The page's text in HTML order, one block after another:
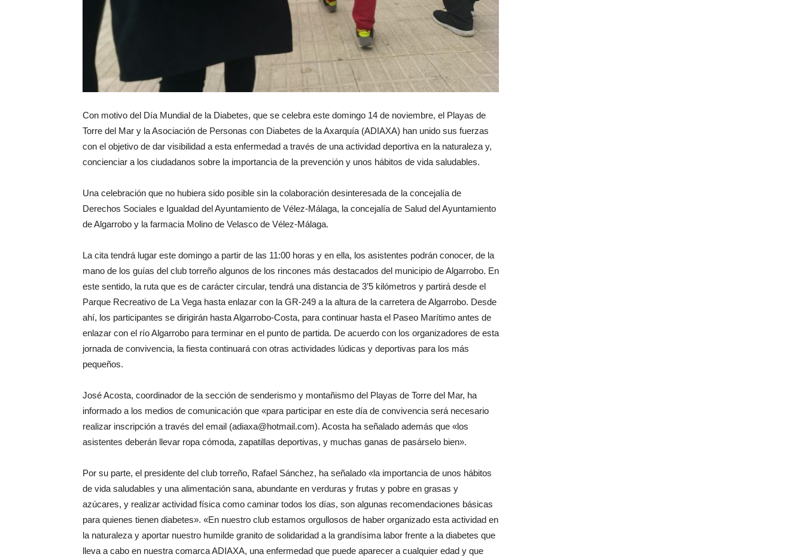
Con motivo del Día Mundial de la Diabetes, que se celebra este domingo 14 de noviembre, el Playas de
Torre del Mar y la Asociación de Personas con Diabetes de la Axarquía (ADIAXA) han unido sus fuerzas
con el objetivo de dar visibilidad a esta enfermedad a través de una actividad deportiva en la naturaleza y,
concienciar a los ciudadanos sobre la importancia de la prevención y unos hábitos de vida saludables.
Una celebración que no hubiera sido posible sin la colaboración desinteresada de la concejalía de
Derechos Sociales e Igualdad del Ayuntamiento de Vélez-Málaga, la concejalía de Salud del Ayuntamiento
de Algarrobo y la farmacia Molino de Velasco de Vélez-Málaga.
La cita tendrá lugar este domingo a partir de las 11:00 horas y en ella, los asistentes podrán conocer, de la
mano de los guías del club torreño algunos de los rincones más destacados del municipio de Algarrobo. En
este sentido, la ruta que es de carácter circular, tendrá una distancia de 3’5 kilómetros y partirá desde el
Parque Recreativo de La Vega hasta enlazar con la GR-249 a la altura de la carretera de Algarrobo. Desde
ahí, los participantes se dirigirán hasta Algarrobo-Costa, para continuar hasta el Paseo Marítimo antes de
enlazar con el río Algarrobo para terminar en el punto de partida. De acuerdo con los organizadores de esta
jornada de convivencia, la fiesta continuará con otras actividades lúdicas y deportivas para los más
pequeños.
José Acosta, coordinador de la sección de senderismo y montañismo del Playas de Torre del Mar, ha
informado a los medios de comunicación que «para participar en este día de convivencia será necesario
realizar inscripción a través del email (adiaxa@hotmail.com). Acosta ha señalado además que «los
asistentes deberán llevar ropa cómoda, zapatillas deportivas, y muchas ganas de pasárselo bien».
Por su parte, el presidente del club torreño, Rafael Sánchez, ha señalado «la importancia de unos hábitos
de vida saludables y una alimentación sana, abundante en verduras y frutas y pobre en grasas y
azúcares, y realizar actividad física como caminar todos los días, son algunas recomendaciones básicas
para quienes tienen diabetes». «En nuestro club estamos orgullosos de haber organizado esta actividad en
la naturaleza y aportar nuestro humilde granito de solidaridad a la grandísima labor frente a la diabetes que
lleva a cabo en nuestra comarca ADIAXA, una enfermedad que puede aparecer a cualquier edad y que